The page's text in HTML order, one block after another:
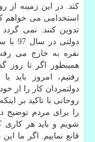
كند. در این زمینه از
استخدامی می خواهم
تدوین كنند. نمی
نفره به خارج می
همینطور اگر تا
رفتیم، امروز باید
دولتمردان كار را از خود
روحانی با تاكید بر
را برای مردم توضیح
شویم و باید هر كاری
قانع نماییم. اگر ما